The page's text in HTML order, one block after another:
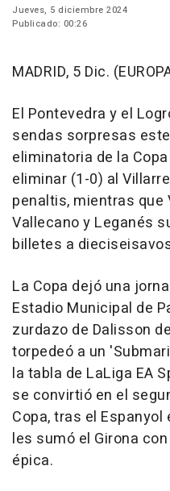
Jueves, 5 diciembre 2024
Publicado: 00:26
MADRID, 5 Dic.
El Pontevedra y el
sendas sorpresas
eliminatoria de la Copa
eliminar (1-0) al
penaltis, mientras que
Vallecano y Leganés
billetes a
La Copa dejó una
Estadio Municipal de
zurdazo de Dalisson
torpedeó a un
la tabla de LaLiga EA
se convirtió en el
Copa, tras el
les sumó el Girona
épica.